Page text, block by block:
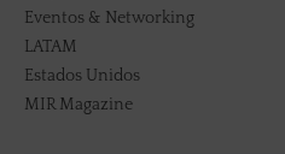
Eventos & Networking
LATAM
Estados Unidos
MIR Magazine